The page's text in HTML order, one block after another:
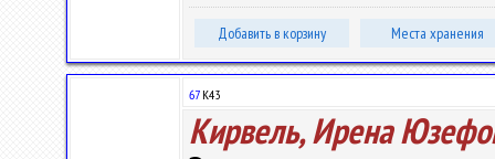
Добавить в корзину Места хранения
67К43
Кирвель, Ирена